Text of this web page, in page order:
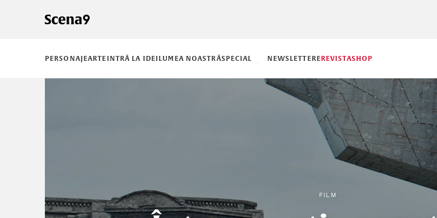
PERSONAJEARTEINTRĂ LA IDEILUMEA NOASTRĂSPECIAL NEWSLETTEREREVISTASHOP
FILM